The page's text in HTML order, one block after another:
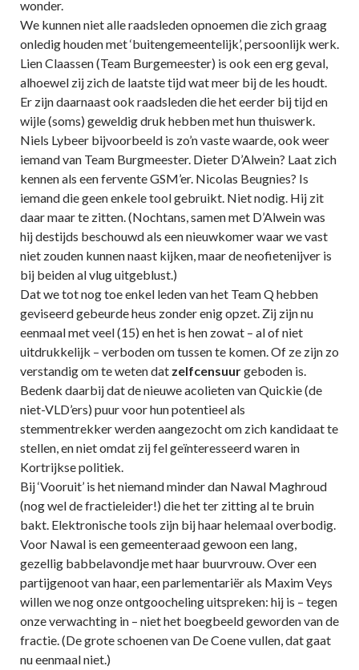
wonder.
We kunnen niet alle raadsleden opnoemen die zich graag
onledig houden met ‘buitengemeentelijk’, persoonlijk werk.
Lien Claassen (Team Burgemeester) is ook een erg geval,
alhoewel zij zich de laatste tijd wat meer bij de les houdt.
Er zijn daarnaast ook raadsleden die het eerder bij tijd en
wijle (soms) geweldig druk hebben met hun thuiswerk.
Niels Lybeer bijvoorbeeld is zo’n vaste waarde, ook weer
iemand van Team Burgmeester. Dieter D’Alwein? Laat zich
kennen als een fervente GSM’er. Nicolas Beugnies? Is
iemand die geen enkele tool gebruikt. Niet nodig. Hij zit
daar maar te zitten. (Nochtans, samen met D’Alwein was
hij destijds beschouwd als een nieuwkomer waar we vast
niet zouden kunnen naast kijken, maar de neofietenijver is
bij beiden al vlug uitgeblust.)
Dat we tot nog toe enkel leden van het Team Q hebben
geviseerd gebeurde heus zonder enig opzet. Zij zijn nu
eenmaal met veel (15) en het is hen zowat – al of niet
uitdrukkelijk – verboden om tussen te komen. Of ze zijn zo
verstandig om te weten dat zelfcensuurgeboden is.
Bedenk daarbij dat de nieuwe acolieten van Quickie (de
niet-VLD’ers) puur voor hun potentieel als
stemmentrekker werden aangezocht om zich kandidaat te
stellen, en niet omdat zij fel geïnteresseerd waren in
Kortrijkse politiek.
Bij ‘Vooruit’ is het niemand minder dan Nawal Maghroud
(nog wel de fractieleider!) die het ter zitting al te bruin
bakt. Elektronische tools zijn bij haar helemaal overbodig.
Voor Nawal is een gemeenteraad gewoon een lang,
gezellig babbelavondje met haar buurvrouw. Over een
partijgenoot van haar, een parlementariër als Maxim Veys
willen we nog onze ontgoocheling uitspreken: hij is – tegen
onze verwachting in – niet het boegbeeld geworden van de
fractie. (De grote schoenen van De Coene vullen, dat gaat
nu eenmaal niet.)